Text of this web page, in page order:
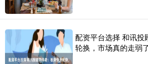
配资平台选择 和讯投
轮换，市场真的走弱